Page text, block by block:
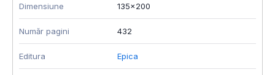
Dimensiune 135x200
Număr pagini 432
Editura Epica